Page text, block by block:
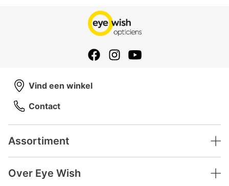
Assortiment
Over Eye Wish
Vind een winkel
Contact